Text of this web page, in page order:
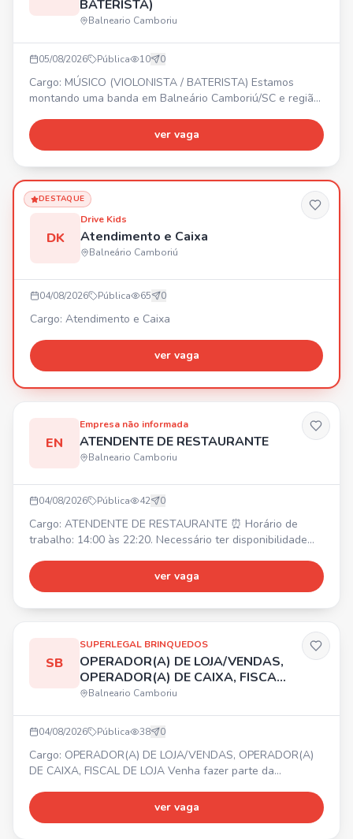
BATERISTA)
Balneario Camboriu
05/08/2026 Pública 10 0
Cargo: MÚSICO (VIOLONISTA / BATERISTA) Estamos
montando uma banda em Balneário Camboriú/SC e região!
pessoas comprometidas, que amem música, tenham
disponibilidade para ensaios e vontade de crescer. 🎶
estrada! 🔥
ver vaga
DESTAQUE
DK
Drive Kids
Atendimento e Caixa
Balneário Camboriú
04/08/2026 Pública 65 0
Cargo: Atendimento e Caixa
ver vaga
EN
Empresa não informada
ATENDENTE DE RESTAURANTE
Balneario Camboriu
04/08/2026 Pública 42 0
Cargo: ATENDENTE DE RESTAURANTE ⏰ Horário de
trabalho: 14:00 às 22:20. Necessário ter disponibilidade
Benefícios: Alimentação na empresa, Vale transporte. ✅
Requisitos: Ser uma pessoa comunicativa, ter
ver vaga
SB
SUPERLEGAL BRINQUEDOS
OPERADOR(A) DE LOJA/VENDAS,
OPERADOR(A) DE CAIXA, FISCAL
DE LOJA
Balneario Camboriu
04/08/2026 Pública 38 0
Cargo: OPERADOR(A) DE LOJA/VENDAS, OPERADOR(A)
DE CAIXA, FISCAL DE LOJA Venha fazer parte da
Balneário Camboriú/SC. Requisitos: gostar de atender
pessoas, ter energia e responsabilidade. 💰 Oferecemos:
ver vaga